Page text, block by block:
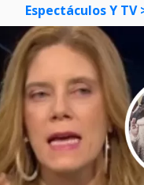
Espectáculos Y TV